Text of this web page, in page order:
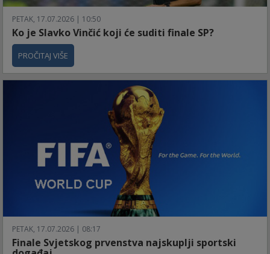
PETAK, 17.07.2026 | 10:50
Ko je Slavko Vinčić koji će suditi finale SP?
PROČITAJ VIŠE
PETAK, 17.07.2026 | 08:17
Finale Svjetskog prvenstva najskuplji sportski